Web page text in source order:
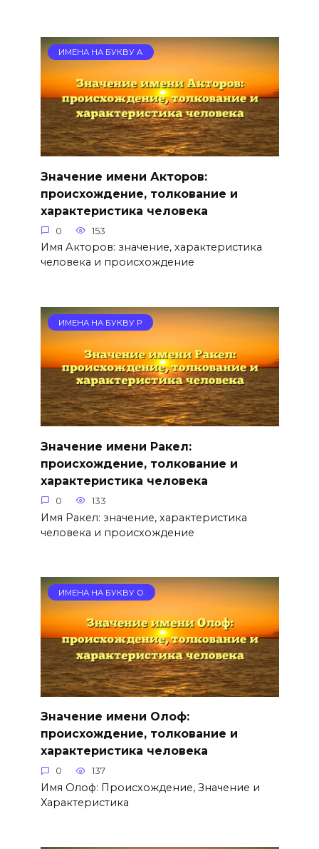
ИМЕНА НА БУКВУ А
Значение имени Акторов:
происхождение, толкование и
характеристика человека
0 153
Имя Акторов: значение, характеристика
человека и происхождение
ИМЕНА НА БУКВУ Р
Значение имени Ракел:
происхождение, толкование и
характеристика человека
0 133
Имя Ракел: значение, характеристика
человека и происхождение
ИМЕНА НА БУКВУ О
Значение имени Олоф:
происхождение, толкование и
характеристика человека
0 137
Имя Олоф: Происхождение, Значение и
Характеристика